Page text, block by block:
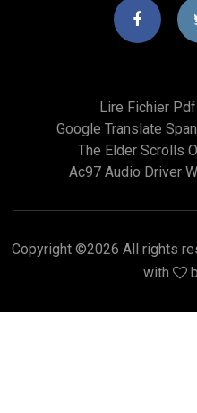
Lire Fichier
Google Translate
The Elder Scrolls
Ac97 Audio Driver
Copyright ©2026 All rights
with